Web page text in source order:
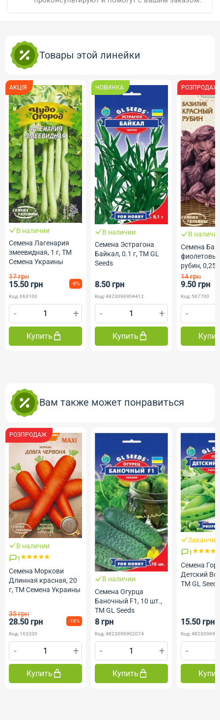
Товары этой линейки
1 г, ТМ
-8%
НОВИНКА
В наличии
Семена Эстрагона
Байкал, 0.1 г, ТМ GL
Seeds
8.50 грн
Код: 4823096904412
РОЗПРОДАЖ
В наличии
Семена Базилик
фиолетовый Красный
рубин, 0,25 г, ТМ
Семена Украины
-32%
Код: 567700
Вам также может понравиться
РОЗПРОДАЖ
В наличии
1
Семена Моркови
Длинная красная, 20
г, ТМ Семена Украины
35 грн
28.50 грн -18%
Код: 163200
- +
Купить
В наличии
Семена Огурца
Баночный F1, 10 шт.,
ТМ GL Seeds
8 грн
Код: 4823096902074
- +
Купить
1
Семена
Детский
ТМ GL
15.50 грн
Код:
-